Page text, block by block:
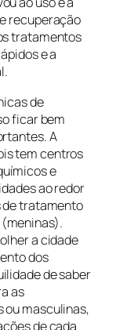
recuperação
tratamentos
e a
de
ficar bem
A
tem centros
e
ao redor
de tratamento
a cidade
dos
de saber
as
ou masculinas,
de cada